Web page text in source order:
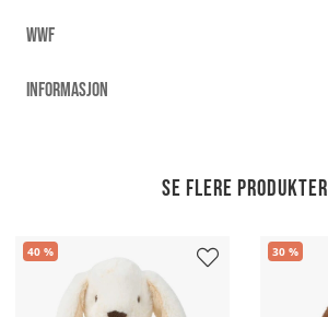
WWF
INFORMASJON
Se flere produkter
40 30